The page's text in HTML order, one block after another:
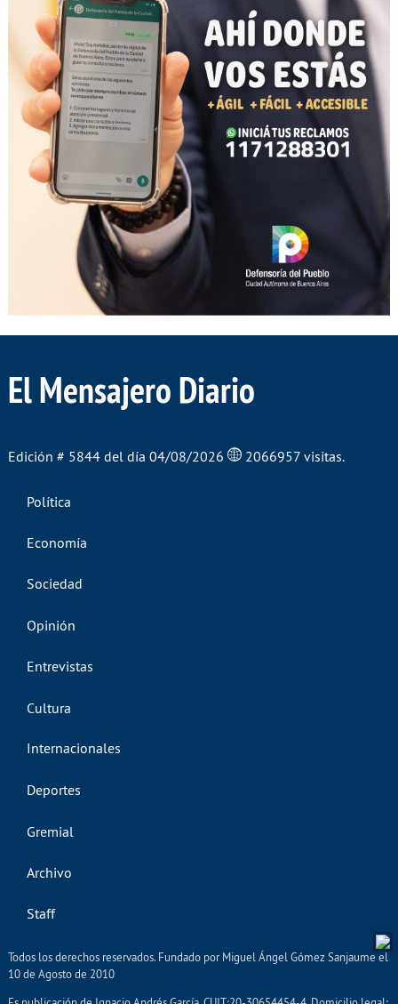
El Mensajero Diario
Edición # 5844 del día 04/08/2026 2066957 visitas.
Política
Economía
Sociedad
Opinión
Entrevistas
Cultura
Internacionales
Deportes
Gremial
Archivo
Staff
Todos los derechos reservados. Fundado por Miguel Ángel Gómez Sanjaume el
10 de Agosto de 2010